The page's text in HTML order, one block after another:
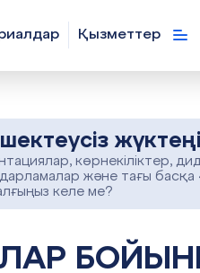
Қызметтер
көрнекіліктер,
және тағы
келе ме?